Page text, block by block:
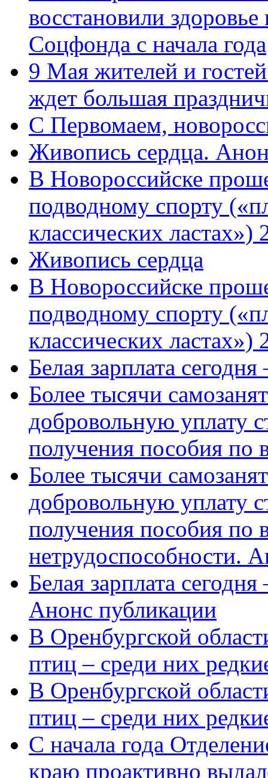
восстановили
Соцфонда с начала года
9 Мая жителей и
ждет большая
C Первомаем,
Живопись сердца.
В Новороссийске
подводному спорту
классических
Живопись сердца
В Новороссийске
подводному спорту
классических ластах»)
Белая зарплата
Более тысячи
добровольную уплату
получения пособия по
Более тысячи
добровольную уплату
получения пособия по
нетрудоспособности.
Белая зарплата
Анонс публикации
В Оренбургской
птиц – среди них
В Оренбургской
птиц – среди них
С начала года
краю проактивно